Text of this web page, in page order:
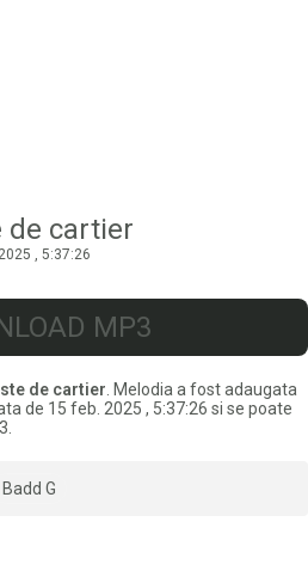
de cartier
, 5:37:26
MP3
de cartier . Melodia a fost adaugata
de 15 feb. 2025 , 5:37:26 si se poate
Badd G